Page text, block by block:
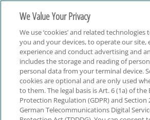
Breakfast Update Handelsrisiko
We Value Your Privacy
We use ‘cookies’ and related
you and your devices, to operate our site,
experience and conduct advertising and
includes the storage and reading of
personal data from your terminal device.
cookies are optional and are only used
to them. The legal basis is Art. 6 (1a) of the
Protection Regulation (GDPR) and Section
German Telecommunications Digital